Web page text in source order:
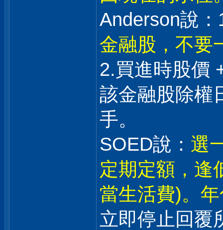
Anderson說：
金融股，不要
2.買進時股價
該金融股除權
手。
SOED說： 選
定期定額，逢
當生活費)。
立即停止回覆